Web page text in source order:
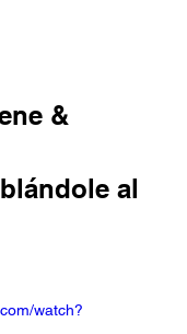
&
al
watch?